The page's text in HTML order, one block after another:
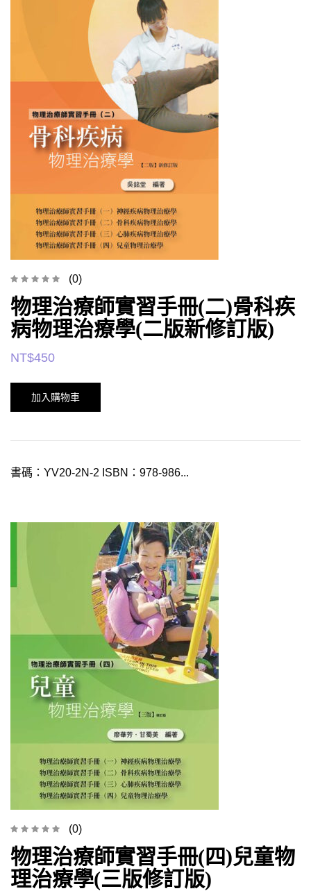
(0)
物理治療師實習手冊(二)骨科疾
病物理治療學(二版新修訂版)
NT$450
加入購物車
書碼：YV20-2N-2 ISBN：978-986...
(0)
物理治療師實習手冊(四)兒童物
理治療學(三版修訂版)